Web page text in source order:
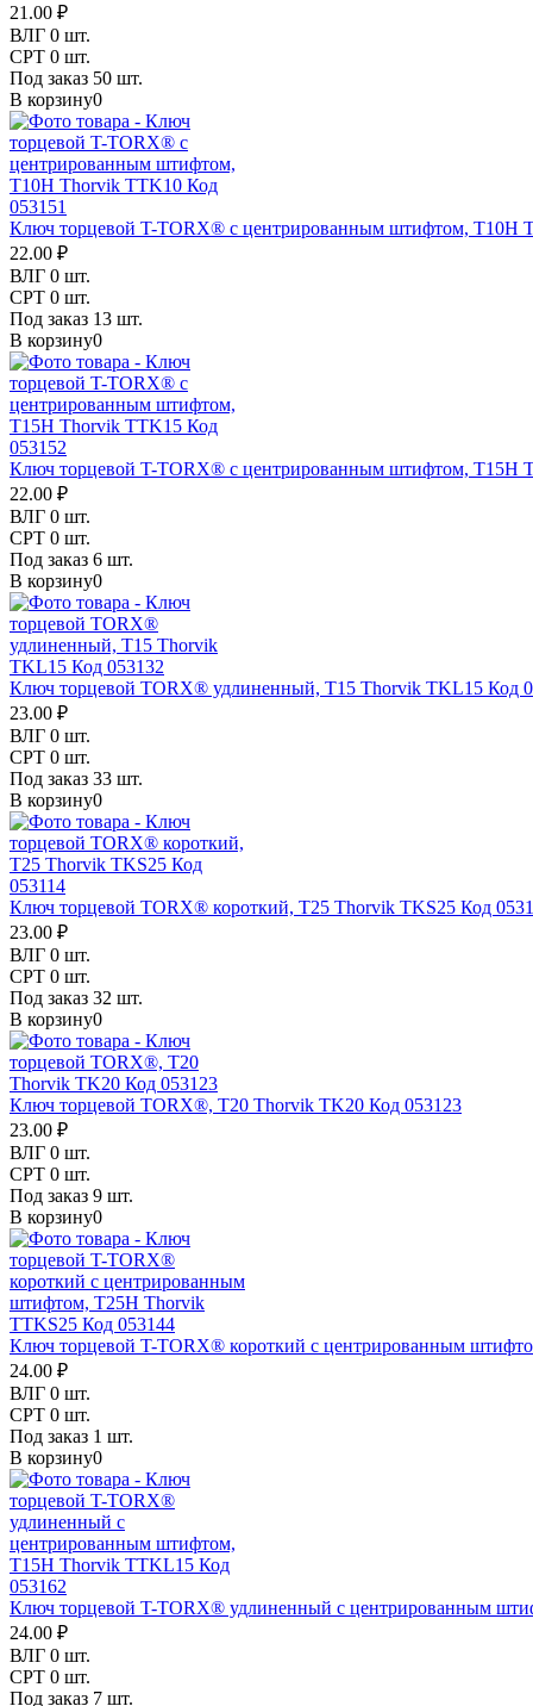
21.00 ₽
ВЛГ 0 шт.
СРТ 0 шт.
Под заказ 50 шт.
В корзину0
Ключ торцевой T-TORX® с центрированным штифтом, T10H
22.00 ₽
ВЛГ 0 шт.
СРТ 0 шт.
Под заказ 13 шт.
В корзину0
Ключ торцевой T-TORX® с центрированным штифтом, T15H
22.00 ₽
ВЛГ 0 шт.
СРТ 0 шт.
Под заказ 6 шт.
В корзину0
Ключ торцевой TORX® удлиненный, T15 Thorvik TKL15 Код
23.00 ₽
ВЛГ 0 шт.
СРТ 0 шт.
Под заказ 33 шт.
В корзину0
Ключ торцевой TORX® короткий, T25 Thorvik TKS25 Код
23.00 ₽
ВЛГ 0 шт.
СРТ 0 шт.
Под заказ 32 шт.
В корзину0
Ключ торцевой TORX®, T20 Thorvik TK20 Код 053123
23.00 ₽
ВЛГ 0 шт.
СРТ 0 шт.
Под заказ 9 шт.
В корзину0
Ключ торцевой T-TORX® короткий с центрированным
24.00 ₽
ВЛГ 0 шт.
СРТ 0 шт.
Под заказ 1 шт.
В корзину0
Ключ торцевой T-TORX® удлиненный с центрированным
24.00 ₽
ВЛГ 0 шт.
СРТ 0 шт.
Под заказ 7 шт.